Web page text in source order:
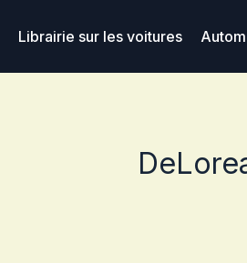
Librairie sur les voitures